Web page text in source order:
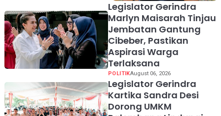
Legislator Gerindra
Marlyn Maisarah Tinjau
Jembatan Gantung
Cibeber, Pastikan
Aspirasi Warga
Terlaksana
POLITIKAugust 06, 2026
Legislator Gerindra
Kartika Sandra Desi
Dorong UMKM